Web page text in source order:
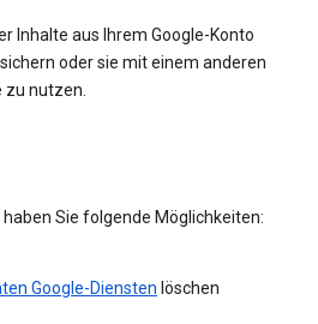
Inhalte aus Ihrem Google-Konto
oder sie mit einem anderen
zu nutzen.
Sie folgende Möglichkeiten:
Google-Diensten löschen